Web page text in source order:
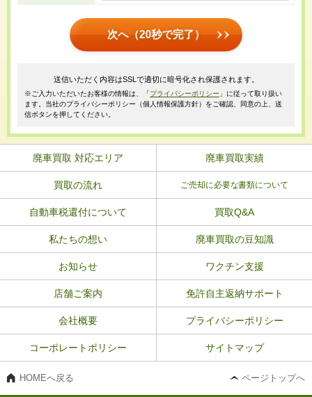
次へ（20秒で完了）
送信いただく内容はSSLで適切に暗号化され保護されます。
※ご入力いただいたお客様の情報は、「プライバシーポリシー 」に従って取り扱い
ます。当社のプライバシーポリシー（個人情報保護方針）をご確認、同意の上、送
信ボタンを押してください。
廃車買取 対応エリア 廃車買取実績
買取の流れ ご売却に必要な書類について
自動車税還付について 買取Q&A
私たちの想い 廃車買取の豆知識
お知らせ ワクチン支援
店舗ご案内 免許自主返納サポート
会社概要 プライバシーポリシー
コーポレートポリシー サイトマップ
HOMEへ戻る ページトップへ